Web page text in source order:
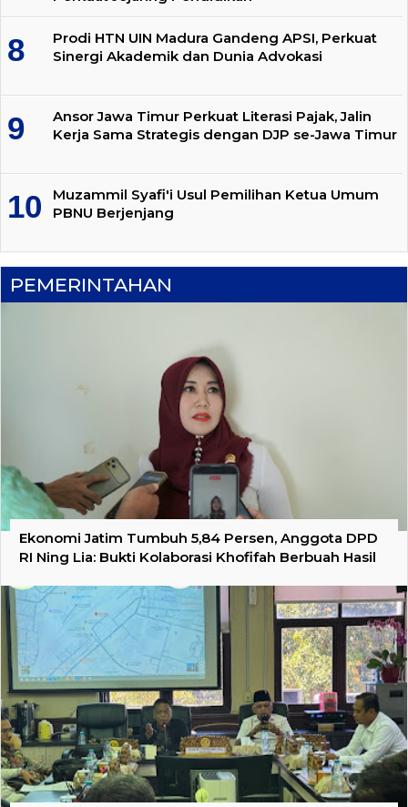
Prodi HTN UIN Madura Gandeng APSI, Perkuat
Sinergi Akademik dan Dunia Advokasi
Ansor Jawa Timur Perkuat Literasi Pajak, Jalin
Kerja Sama Strategis dengan DJP se-Jawa Timur
Muzammil Syafi'i Usul Pemilihan Ketua Umum
PBNU Berjenjang
PEMERINTAHAN
Ekonomi Jatim Tumbuh 5,84 Persen, Anggota DPD
RI Ning Lia: Bukti Kolaborasi Khofifah Berbuah Hasil